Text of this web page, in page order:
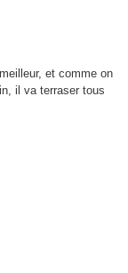
et comme on
il va terraser tous